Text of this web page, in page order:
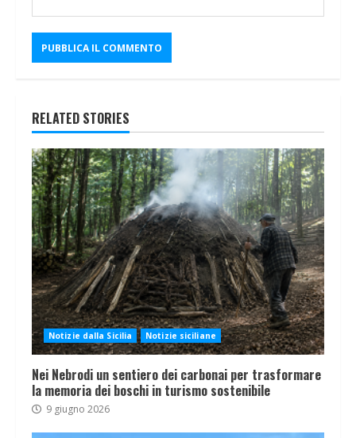
RELATED STORIES
Notizie dalla Sicilia Notizie siciliane
Nei Nebrodi un sentiero dei carbonai per trasformare
la memoria dei boschi in turismo sostenibile
9 giugno 2026